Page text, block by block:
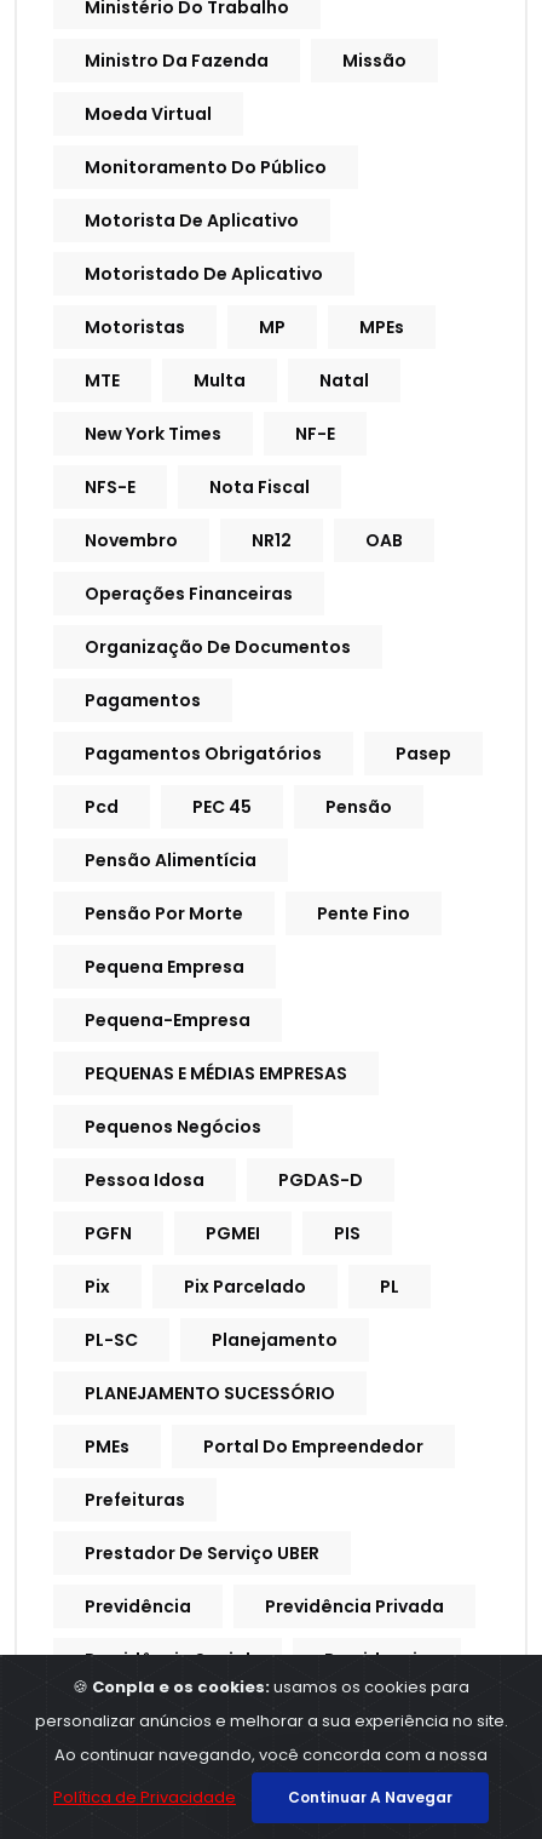
Ministério Do Trabalho
Ministro Da Fazenda Missão
Moeda Virtual
Monitoramento Do Público
Motorista De Aplicativo
Motoristado De Aplicativo
Motoristas MP MPEs
MTE Multa Natal
New York Times NF-E
NFS-E Nota Fiscal
Novembro NR12 OAB
Operações Financeiras
Organização De Documentos
Pagamentos
Pagamentos Obrigatórios Pasep
Pcd PEC 45 Pensão
Pensão Alimentícia
Pensão Por Morte Pente Fino
Pequena Empresa
Pequena-Empresa
PEQUENAS E MÉDIAS EMPRESAS
Pequenos Negócios
Pessoa Idosa PGDAS-D
PGFN PGMEI PIS
Pix Pix Parcelado PL
PL-SC Planejamento
PLANEJAMENTO SUCESSÓRIO
PMEs Portal Do Empreendedor
Prefeituras
Prestador De Serviço UBER
Previdência Previdência Privada
Previdência Social Previdencia
Previdencia Social
Processo Trabalhista
Procuração Digital
🍪 Conpla e os cookies:usamos os cookies para
personalizar anúncios e melhorar a sua experiência no site.
Ao continuar navegando, você concorda com a nossa
Política de Privacidade
Continuar A Navegar